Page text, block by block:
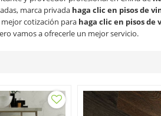
marca privada haga clic en pisos de
cotización para haga clic en pisos de
vamos a ofrecerle un mejor servicio.